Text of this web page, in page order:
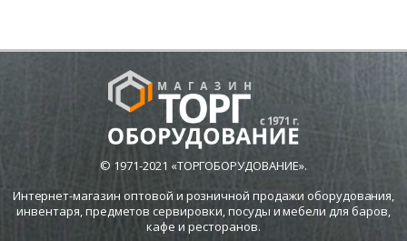
© 1971-2021 «ТОРГОБОРУДОВАНИЕ».
Интернет-магазин оптовой и розничной продажи оборудования,
инвентаря, предметов сервировки, посуды и мебели для баров,
кафе и ресторанов.